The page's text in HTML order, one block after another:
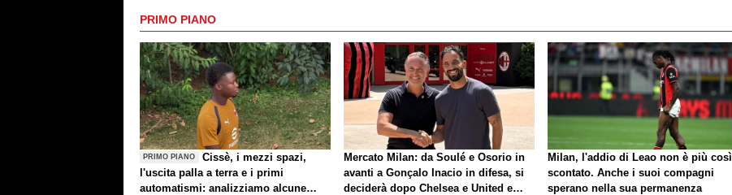
PRIMO PIANO
PRIMO PIANO
Cissè, i mezzi spazi,
l'uscita palla a terra e i primi
automatismi: analizziamo alcune
Mercato Milan: da Soulé e Osorio in
avanti a Gonçalo Inacio in difesa, si
deciderà dopo Chelsea e United e
Milan, l'addio di Leao non è più così
scontato. Anche i suoi compagni
sperano nella sua permanenza